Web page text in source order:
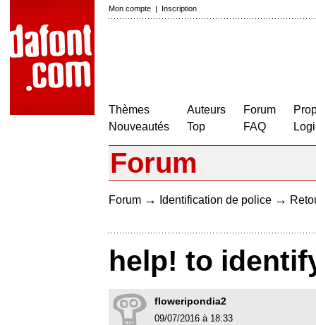
Mon compte | Inscription
Thèmes
Nouveautés
Auteurs
Top
Forum
FAQ
Forum
Forum → Identification de police →
help! to
floweripondia2
09/07/2016 à 18:33